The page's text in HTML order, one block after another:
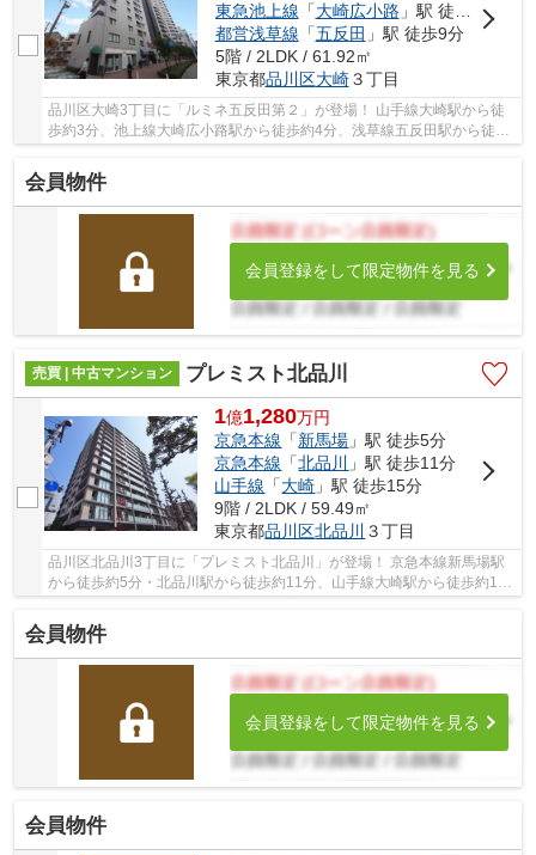
東急池上線 「大崎広小路 」駅 徒歩4分
都営浅草線 「五反田 」駅 徒歩9分
5階 / 2LDK / 61.92㎡
東京都品川区大崎３丁目
品川区大崎3丁目に「ルミネ五反田第２」が登場！ 山手線大崎駅から徒
歩約3分、池上線大崎広小路駅から徒歩約4分、浅草線五反田駅から徒歩
会員物件
会員登録をして限定物件を見る
売買 | 中古マンション プレミスト北品川
1億1,280万円
京急本線 「新馬場 」駅 徒歩5分
京急本線 「北品川
」駅 徒歩11分
山手線 「大崎 」駅 徒歩15分
9階 / 2LDK / 59.49㎡
東京都品川区北品川 ３丁目
品川区北品川3丁目に「プレミスト北品川」が登場！ 京急本線新馬場駅
から徒歩約5分・北品川駅から徒歩約11分、山手線大崎駅から徒歩約15
会員物件
会員登録をして限定物件を見る
会員物件